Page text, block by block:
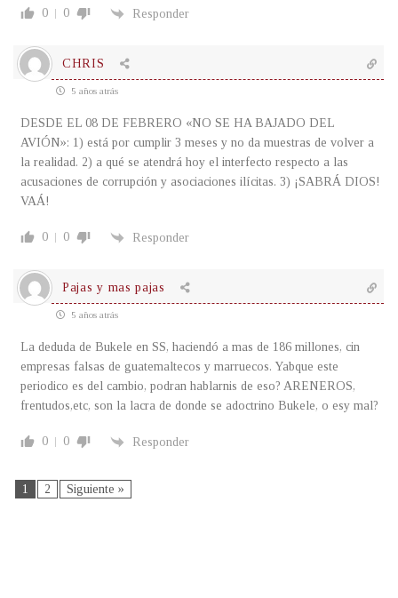
0 0 Responder
CHRIS
5 años atrás
DESDE EL 08 DE FEBRERO «NO SE HA BAJADO DEL
AVIÓN»: 1) está por cumplir 3 meses y no da muestras de volver a
la realidad. 2) a qué se atendrá hoy el interfecto respecto a las
acusaciones de corrupción y asociaciones ilícitas. 3) ¡SABRÁ DIOS!
VAÁ!
0 0 Responder
Pajas y mas pajas
5 años atrás
La deduda de Bukele en SS, haciendó a mas de 186 millones, cin
empresas falsas de guatemaltecos y marruecos. Yabque este
periodico es del cambio, podran hablarnis de eso? ARENEROS,
frentudos,etc, son la lacra de donde se adoctrino Bukele, o esy mal?
0 0 Responder
1 2 Siguiente »